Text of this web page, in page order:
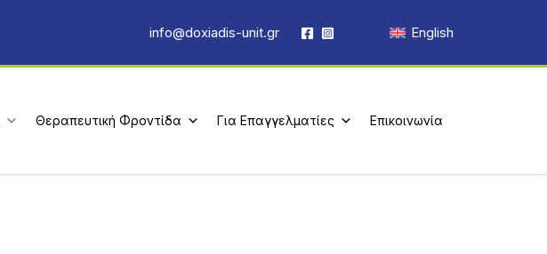
info@doxiadis-unit.gr English
Θεραπευτική Φροντίδα Για Επαγγελματίες Επικοινωνία